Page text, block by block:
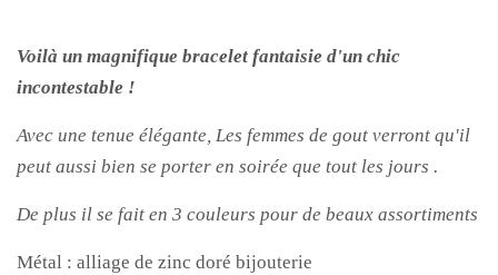
Voilà un magnifique bracelet fantaisie d'un chic
incontestable !
Avec une tenue élégante, Les femmes de gout verront qu'il
peut aussi bien se porter en soirée que tout les jours .
De plus il se fait en 3 couleurs pour de beaux assortiments
Métal : alliage de zinc doré bijouterie